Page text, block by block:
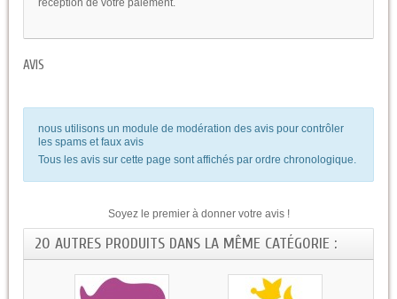
AVIS
nous utilisons un module de modération des avis pour contrôler
les spams et faux avis
Tous les avis sur cette page sont affichés par ordre chronologique.
Soyez le premier à donner votre avis !
20 AUTRES PRODUITS DANS LA MÊME CATÉGORIE :